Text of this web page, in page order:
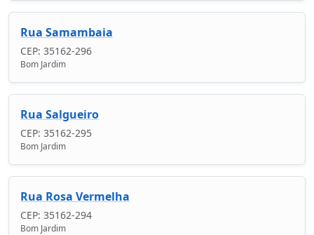
Rua Samambaia
CEP: 35162-296
Bom Jardim
Rua Salgueiro
CEP: 35162-295
Bom Jardim
Rua Rosa Vermelha
CEP: 35162-294
Bom Jardim